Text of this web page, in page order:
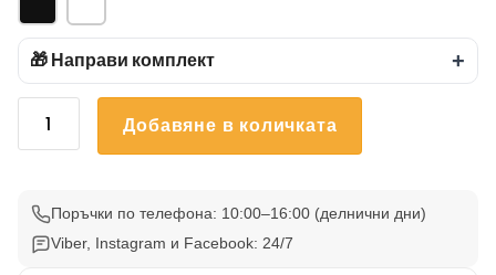
🎁 Направи комплект +
количество
Money
For
Добавяне в количката
Поръчки по телефона: 10:00–16:00 (делнични дни)
Viber, Instagram и Facebook: 24/7